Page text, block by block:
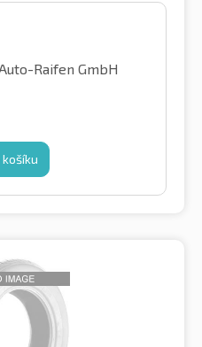
Raifen GmbH